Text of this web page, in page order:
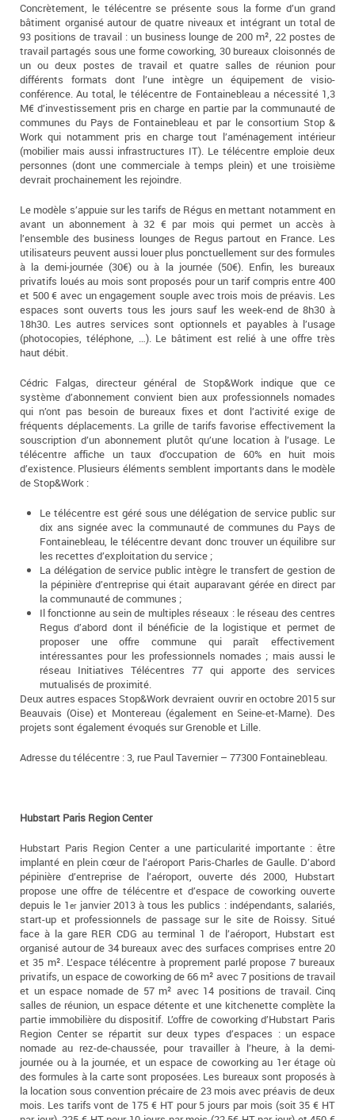
Concrètement, le télécentre se présente sous la forme d’un grand
bâtiment organisé autour de quatre niveaux et intégrant un total de
93 positions de travail : un business lounge de 200 m², 22 postes de
travail partagés sous une forme coworking, 30 bureaux cloisonnés de
un ou deux postes de travail et quatre salles de réunion pour
différents formats dont l’une intègre un équipement de visio-
conférence. Au total, le télécentre de Fontainebleau a nécessité 1,3
M€ d’investissement pris en charge en partie par la communauté de
communes du Pays de Fontainebleau et par le consortium Stop &
Work qui notamment pris en charge tout l’aménagement intérieur
(mobilier mais aussi infrastructures IT). Le télécentre emploie deux
personnes (dont une commerciale à temps plein) et une troisième
devrait prochainement les rejoindre.
Le modèle s’appuie sur les tarifs de Régus en mettant notamment en
avant un abonnement à 32 € par mois qui permet un accès à
l’ensemble des business lounges de Regus partout en France. Les
utilisateurs peuvent aussi louer plus ponctuellement sur des formules
à la demi-journée (30€) ou à la journée (50€). Enfin, les bureaux
privatifs loués au mois sont proposés pour un tarif compris entre 400
et 500 € avec un engagement souple avec trois mois de préavis. Les
espaces sont ouverts tous les jours sauf les week-end de 8h30 à
18h30. Les autres services sont optionnels et payables à l’usage
(photocopies, téléphone, …). Le bâtiment est relié à une offre très
haut débit.
Cédric Falgas, directeur général de Stop&Work indique que ce
système d’abonnement convient bien aux professionnels nomades
qui n’ont pas besoin de bureaux fixes et dont l’activité exige de
fréquents déplacements. La grille de tarifs favorise effectivement la
souscription d’un abonnement plutôt qu’une location à l’usage. Le
télécentre affiche un taux d’occupation de 60% en huit mois
d’existence. Plusieurs éléments semblent importants dans le modèle
de Stop&Work :
Le télécentre est géré sous une délégation de service public sur
dix ans signée avec la communauté de communes du Pays de
Fontainebleau, le télécentre devant donc trouver un équilibre sur
les recettes d’exploitation du service ;
La délégation de service public intègre le transfert de gestion de
la pépinière d’entreprise qui était auparavant gérée en direct par
la communauté de communes ;
Il fonctionne au sein de multiples réseaux : le réseau des centres
Regus d’abord dont il bénéficie de la logistique et permet de
proposer une offre commune qui paraît effectivement
intéressantes pour les professionnels nomades ; mais aussi le
réseau Initiatives Télécentres 77 qui apporte des services
mutualisés de proximité.
Deux autres espaces Stop&Work devraient ouvrir en octobre 2015 sur
Beauvais (Oise) et Montereau (également en Seine-et-Marne). Des
projets sont également évoqués sur Grenoble et Lille.
Adresse du télécentre : 3, rue Paul Tavernier – 77300 Fontainebleau.
Hubstart Paris Region Center
Hubstart Paris Region Center a une particularité importante : être
implanté en plein cœur de l’aéroport Paris-Charles de Gaulle. D’abord
pépinière d’entreprise de l’aéroport, ouverte dés 2000, Hubstart
propose une offre de télécentre et d’espace de coworking ouverte
depuis le 1erjanvier 2013 à tous les publics : indépendants, salariés,
start-up et professionnels de passage sur le site de Roissy. Situé
face à la gare RER CDG au terminal 1 de l’aéroport, Hubstart est
organisé autour de 34 bureaux avec des surfaces comprises entre 20
et 35 m². L’espace télécentre à proprement parlé propose 7 bureaux
privatifs, un espace de coworking de 66 m² avec 7 positions de travail
et un espace nomade de 57 m² avec 14 positions de travail. Cinq
salles de réunion, un espace détente et une kitchenette complète la
partie immobilière du dispositif. L’offre de coworking d’Hubstart Paris
Region Center se répartit sur deux types d’espaces : un espace
nomade au rez-de-chaussée, pour travailler à l’heure, à la demi-
journée ou à la journée, et un espace de coworking au 1er étage où
des formules à la carte sont proposées. Les bureaux sont proposés à
la location sous convention précaire de 23 mois avec préavis de deux
mois. Les tarifs vont de 175 € HT pour 5 jours par mois (soit 35 € HT